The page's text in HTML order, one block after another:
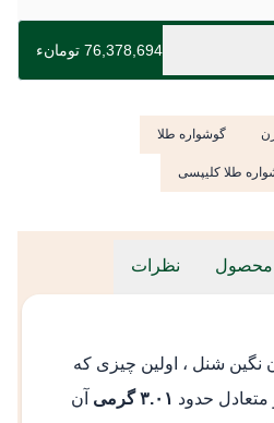
76,378,694 تومانء
گوشواره طلا
طلا کلیپسی
نظرات
نگین شنل ، اولین چیزی که
حدود ۳.۰۱ گرمی
آن